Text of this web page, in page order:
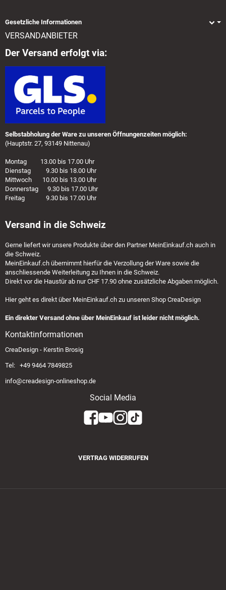
Gesetzliche Informationen
VERSANDANBIETER
Der Versand erfolgt via:
Selbstabholung der Ware zu unseren Öffnungenzeiten möglich:
(Hauptstr. 27, 93149 Nittenau)
Montag 13.00 bis 17.00 Uhr
Dienstag 9.30 bis 18.00 Uhr
Mittwoch 10.00 bis 13.00 Uhr
Donnerstag 9.30 bis 17.00 Uhr
Freitag 9.30 bis 17.00 Uhr
Versand in die Schweiz
Gerne liefert wir unsere Produkte über den Partner MeinEinkauf.ch auch in
die Schweiz.
MeinEinkauf.ch übernimmt hierfür die Verzollung der Ware sowie die
anschliessende Weiterleitung zu Ihnen in die Schweiz.
Direkt vor die Haustür ab nur CHF 17.90 ohne zusätzliche Abgaben möglich.
Hier geht es direkt über MeinEinkauf.ch zu unseren Shop CreaDesign
Ein direkter Versand ohne über MeinEinkauf ist leider nicht möglich.
Kontaktinformationen
CreaDesign - Kerstin Brosig
Tel: +49 9464 7849825
info@creadesign-onlineshop.de
Social Media
VERTRAG WIDERRUFEN